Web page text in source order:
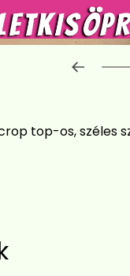
top-os, széles